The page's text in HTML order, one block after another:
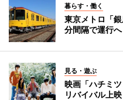
暮らす・働く
東京メトロ「
分間隔で運行へ
見る・遊ぶ
映画「ハチミ
リバイバル上映